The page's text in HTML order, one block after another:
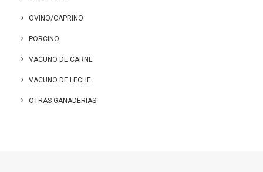
OVINO/CAPRINO
PORCINO
VACUNO DE CARNE
VACUNO DE LECHE
OTRAS GANADERIAS